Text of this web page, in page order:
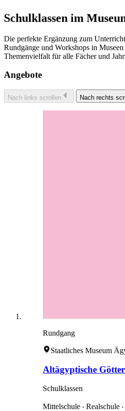
Schulklassen im
Die perfekte Ergänzung zum
Rundgänge und Workshops in
Themenvielfalt für alle Fächer und
Angebote
Nach links scrollen Nach rechts
Rundgang
Staatliches Museum
Altägyptische
Schulklassen
Mittelschule ‧ Realschule